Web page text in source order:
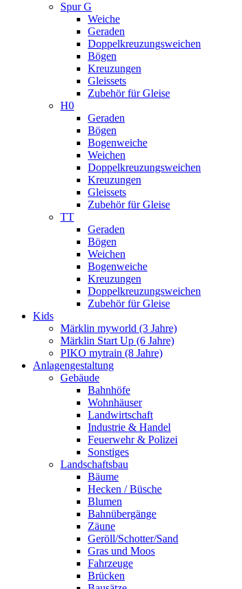
Spur G
Weiche
Geraden
Doppelkreuzungsweichen
Bögen
Kreuzungen
Gleissets
Zubehör für Gleise
H0
Geraden
Bögen
Bogenweiche
Weichen
Doppelkreuzungsweichen
Kreuzungen
Gleissets
Zubehör für Gleise
TT
Geraden
Bögen
Weichen
Bogenweiche
Kreuzungen
Doppelkreuzungsweichen
Zubehör für Gleise
Kids
Märklin myworld (3 Jahre)
Märklin Start Up (6 Jahre)
PIKO mytrain (8 Jahre)
Anlagengestaltung
Gebäude
Bahnhöfe
Wohnhäuser
Landwirtschaft
Industrie & Handel
Feuerwehr & Polizei
Sonstiges
Landschaftsbau
Bäume
Hecken / Büsche
Blumen
Bahnübergänge
Zäune
Geröll/Schotter/Sand
Gras und Moos
Fahrzeuge
Brücken